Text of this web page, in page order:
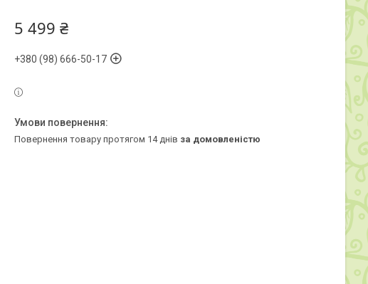
5 499 ₴
+380 (98) 666-50-17
повернення товару протягом 14 днів за домовленістю